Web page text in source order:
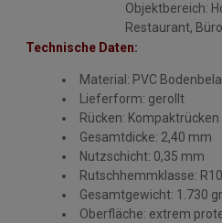
Objektbereich:
Restaurant,
Technische Daten:
Material: PVC
Lieferform: gerollt
Rücken: Kompaktrücken
Gesamtdicke: 2,40 mm
Nutzschicht: 0,35 mm
Rutschhemmklasse: R10
Gesamtgewicht: 1.730
Oberfläche: extrem